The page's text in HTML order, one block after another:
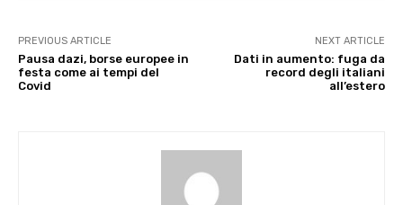
PREVIOUS ARTICLE
Pausa dazi, borse europee in
festa come ai tempi del
Covid
NEXT ARTICLE
Dati in aumento: fuga da
record degli italiani
all’estero